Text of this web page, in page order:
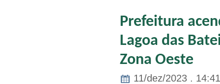
Prefeitura
Lagoa das
Zona Oeste
11/dez/2023 . 14:41